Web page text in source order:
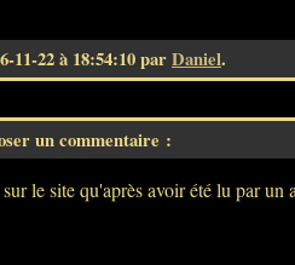
11-22 à 18:54:10 parDaniel.
un commentaire :
le site qu'après avoir été lu par un